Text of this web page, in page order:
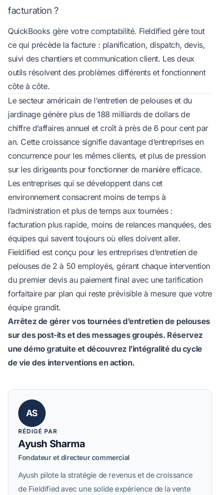
facturation ?
QuickBooks gère votre comptabilité. Fieldified gère tout
ce qui précède la facture : planification, dispatch, devis,
suivi des chantiers et communication client. Les deux
outils résolvent des problèmes différents et fonctionnent
côte à côte.
Le secteur américain de l’entretien de pelouses et du
jardinage génère plus de188 milliards de dollars de
chiffre d’affaires annuel et croît à près de 6 pour cent par
an. Cette croissance signifie davantage d’entreprises en
concurrence pour les mêmes clients, et plus de pression
sur les dirigeants pour fonctionner de manière efficace.
Les entreprises qui se développent dans cet
environnement consacrent moins de temps à
l’administration et plus de temps aux tournées :
facturation plus rapide, moins de relances manquées, des
équipes qui savent toujours où elles doivent aller.
Fieldified est conçu pour les entreprises d’entretien de
pelouses de 2 à 50 employés, gérant chaque intervention
du premier devis au paiement final avec une tarification
forfaitaire par plan qui reste prévisible à mesure que votre
équipe grandit.
Arrêtez de gérer vos tournées d’entretien de pelouses
sur des post-its et des messages groupés. Réservez
une démo gratuite et découvrez l’intégralité du cycle
de vie des interventions en action.
AS
RÉDIGÉ PAR
Ayush Sharma
Fondateur et directeur commercial
Ayush pilote la stratégie de revenus et de croissance
de Fieldified avec une solide expérience de la vente